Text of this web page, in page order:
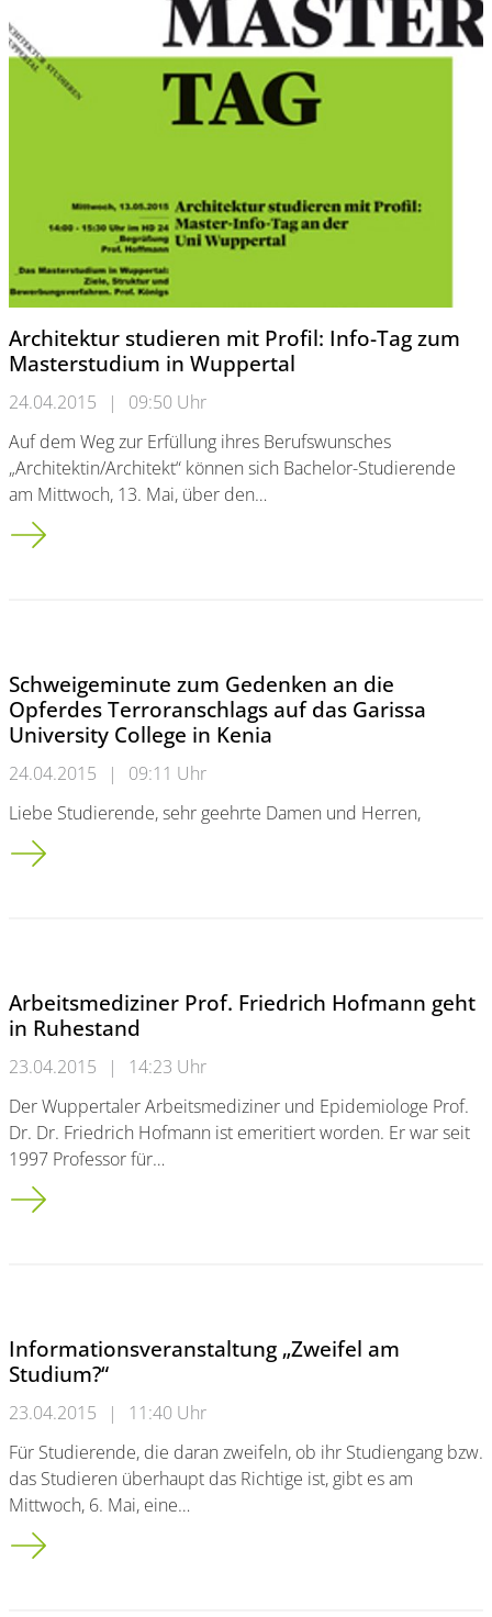
Architektur studieren mit Profil: Info-Tag zum
Masterstudium in Wuppertal
24.04.2015 |
09:50 Uhr
Auf dem Weg zur Erfüllung ihres Berufswunsches
„Architektin/Architekt“ können sich Bachelor-Studierende
am Mittwoch, 13. Mai, über den…
Architektur studieren mit Profil: Info-Tag zum Masterstudium
Schweigeminute zum Gedenken an die
Opferdes Terroranschlags auf das Garissa
University College in Kenia
24.04.2015 |
09:11 Uhr
Liebe Studierende, sehr geehrte Damen und Herren,
Schweigeminute zum Gedenken an die Opfer<br />des
Arbeitsmediziner Prof. Friedrich Hofmann geht
in Ruhestand
23.04.2015 |
14:23 Uhr
Der Wuppertaler Arbeitsmediziner und Epidemiologe Prof.
Dr. Dr. Friedrich Hofmann ist emeritiert worden. Er war seit
1997 Professor für…
Arbeitsmediziner Prof. Friedrich Hofmann geht in Ruhestand
Informationsveranstaltung „Zweifel am
Studium?“
23.04.2015 |
11:40 Uhr
Für Studierende, die daran zweifeln, ob ihr Studiengang bzw.
das Studieren überhaupt das Richtige ist, gibt es am
Mittwoch, 6. Mai, eine…
Informationsveranstaltung „Zweifel am Studium?“